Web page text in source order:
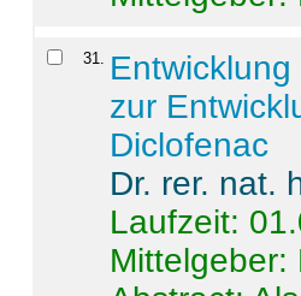
31.
zur
Diclofenac
Dr. rer. nat.
Laufzeit:
Mittelgeber: